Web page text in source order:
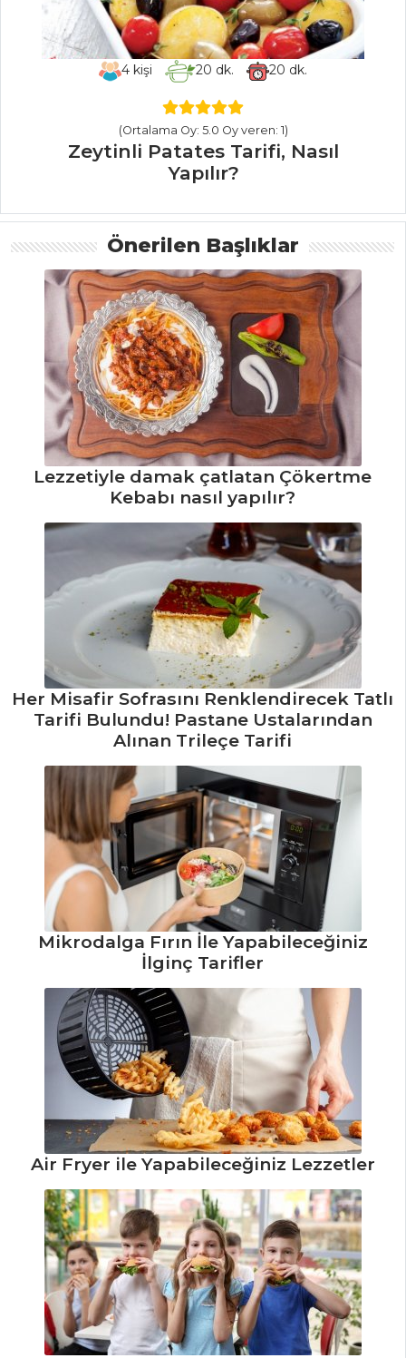
Nasıl Yapılır?
Pilav ve Makarna
Tüm Tarifleri
SEBZE
YEMEKLERI
Oturtma Tarifi,
Nasıl Yapılır?
Karalahana
Kavurması Tarifi,
Nasıl Yapılır?
Soğanlı Patates
Pizza Tarifi, Nasıl
Yapılır?
Sebze Yemekleri
Tüm Tarifleri
PASTA VE
Kıtır Kaplamalı
Çilekli Kek Tarifi,
Nasıl Yapılır?
Çikolatalı ve
Pancarlı Kek Tarifi,
Nasıl Yapılır?
Peşmelba Tarifi,
Nasıl Yapılır?
Pasta ve Tatlılar
Tüm Tarifleri
ÇORBALAR
Terbiyeli Patates
Çorbası Tarifi, Nasıl
Sebzeli Bakliyat
Çorbası
İrmikli Ve Tavuk
Etli Çorba Tarifi,
Nasıl Yapılır?
Çorbalar Tüm
Tarifleri
4kişi 20 dk. 20 dk.
(Ortalama Oy: 5.0 Oy veren: 1)
Zeytinli Patates Tarifi, Nasıl
Yapılır?
Önerilen Başlıklar
Lezzetiyle damak çatlatan Çökertme
Kebabı nasıl yapılır?
Her Misafir Sofrasını Renklendirecek Tatlı
Tarifi Bulundu! Pastane Ustalarından
Alınan Trileçe Tarifi
Mikrodalga Fırın İle Yapabileceğiniz
İlginç Tarifler
Air Fryer ile Yapabileceğiniz Lezzetler